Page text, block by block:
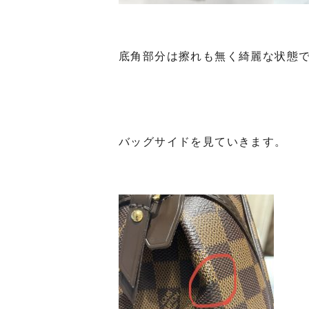
底角部分は擦れも無く綺麗な状態
バッグサイドを見ていきます。